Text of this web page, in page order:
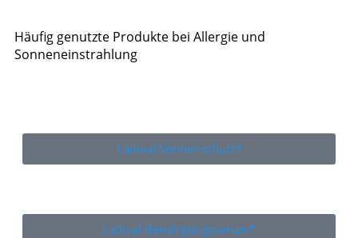
Häufig genutzte Produkte bei Allergie und
Sonneneinstrahlung
Ladival Sonnenschutz*
Ladival Beruhigungsserum*